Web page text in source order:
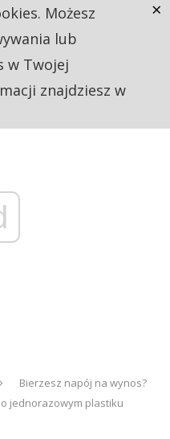
Bierzesz napój na wynos?
jednorazowym plastiku
Możesz
lub
w Twojej
znajdziesz w
×